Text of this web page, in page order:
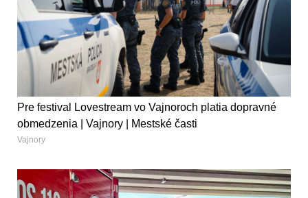
Pre festival Lovestream vo Vajnoroch platia dopravné
obmedzenia | Vajnory | Mestské časti
Vajnory